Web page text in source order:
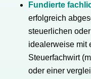
Fundierte
erfolgreich
steuerlichen
idealerweise mit
Steuerfachwirt
oder einer